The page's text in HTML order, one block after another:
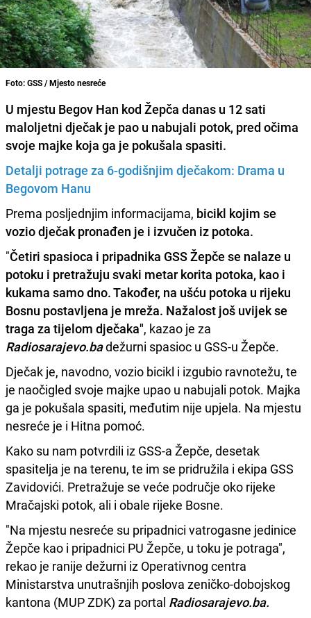
Foto: GSS / Mjesto nesreće
U mjestu Begov Han kod Žepča danas u 12 sati
maloljetni dječak je pao u nabujali potok, pred očima
svoje majke koja ga je pokušala spasiti.
Detalji potrage za 6-godišnjim dječakom: Drama u
Begovom Hanu
Prema posljednjim informacijama, bicikl kojim se
vozio dječak pronađen je i izvučen iz potoka.
"Četiri spasioca i pripadnika GSS Žepče se nalaze u
potoku i pretražuju svaki metar korita potoka, kao i
kukama samo dno. Također, na ušću potoka u rijeku
Bosnu postavljena je mreža. Nažalost još uvijek se
traga za tijelom dječaka", kazao je za
Radiosarajevo.badežurni spasioc u GSS-u Žepče.
Dječak je, navodno, vozio bicikl i izgubio ravnotežu, te
je naočigled svoje majke upao u nabujali potok. Majka
ga je pokušala spasiti, međutim nije upjela. Na mjestu
nesreće je i Hitna pomoć.
Kako su nam potvrdili iz GSS-a Žepče, desetak
spasitelja je na terenu, te im se pridružila i ekipa GSS
Zavidovići. Pretražuje se veće područje oko rijeke
Mračajski potok, ali i obale rijeke Bosne.
"Na mjestu nesreće su pripadnici vatrogasne jedinice
Žepče kao i pripadnici PU Žepče, u toku je potraga",
rekao je ranije dežurni iz Operativnog centra
Ministarstva unutrašnjih poslova zeničko-dobojskog
kantona (MUP ZDK) za portal Radiosarajevo.ba.